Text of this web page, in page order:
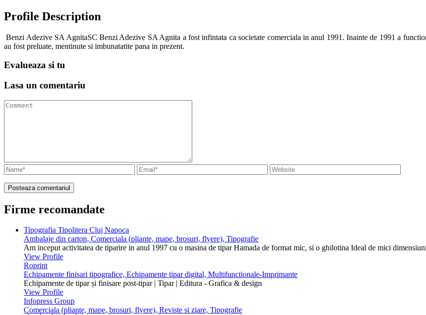
Profile Description
Benzi Adezive SA AgnitaSC Benzi Adezive SA Agnita a fost infintata ca societate comerciala in anul 1991. Inainte de 1991 a
au fost preluate, mentinute si imbunatatite pana in prezent.
Evalueaza si tu
Lasa un comentariu
Firme recomandate
Tipografia Tipolitera Cluj Napoca
Ambalaje din carton, Comerciala (pliante, mape, brosuri, flyere), Tipografie
Am inceput activitatea de tiparire in anul 1997 cu o masina de tipar Hamada de format mic, si o ghilotina Ideal de mici
View Profile
Roprint
Echipamente finisari tipografice, Echipamente tipar digital, Multifunctionale-Imprimante
Echipamente de tipar și finisare post-tipar | Tipar | Editura - Grafica & design
View Profile
Infopress Group
Comerciala (pliante, mape, brosuri, flyere), Reviste si ziare, Tipografie